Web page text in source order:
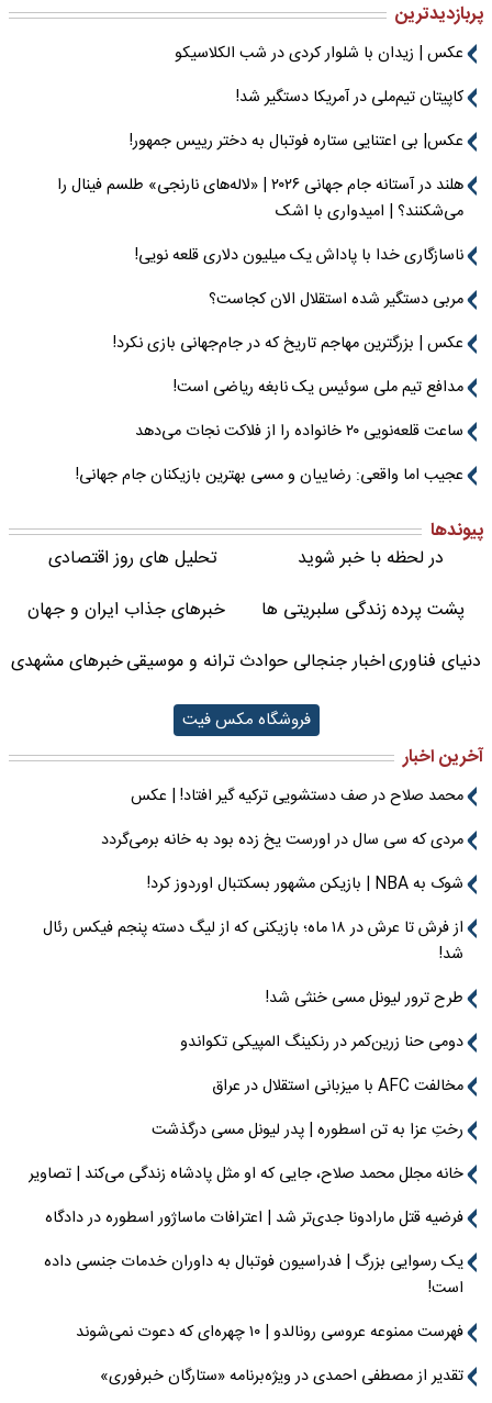
پربازدیدترین
عکس | زیدان با شلوار کردی در شب الکلاسیکو
کاپیتان تیم‌ملی در آمریکا دستگیر شد!
عکس| بی اعتنایی ستاره فوتبال به دختر رییس جمهور!
هلند در آستانه جام جهانی ۲۰۲۶ | «لاله‌های نارنجی» طلسم فینال را
می‌شکنند؟ | امیدواری با اشک
ناسازگاری خدا با پاداش یک میلیون دلاری قلعه نویی!
مربی دستگیر شده استقلال الان کجاست؟
عکس | بزرگترین مهاجم تاریخ که در جام‌جهانی بازی نکرد!
مدافع تیم ملی سوئیس یک نابغه ریاضی است!
ساعت قلعه‌نویی ۲۰ خانواده را از فلاکت نجات می‌دهد
عجیب اما واقعی: رضاییان و مسی بهترین بازیکنان جام جهانی!
پیوندها
در لحظه با خبر شوید
تحلیل های روز اقتصادی
پشت پرده زندگی سلبریتی ها
خبرهای جذاب ایران و جهان
دنیای فناوریاخبار جنجالی حوادثترانه و موسیقیخبرهای مشهدی
فروشگاه مکس فیت
آخرین اخبار
محمد صلاح در صف دستشویی ترکیه گیر افتاد! | عکس
مردی که سی سال در اورست یخ زده بود به خانه برمی‌گردد
شوک به NBA | بازیکن مشهور بسکتبال اوردوز کرد!
از فرش تا عرش در ۱۸ ماه؛ بازیکنی که از لیگ دسته پنجم فیکس رئال
شد!
طرح ترور لیونل مسی خنثی شد!
دومی حنا زرین‌کمر در رنکینگ المپیکی تکواندو
مخالفت AFC با میزبانی استقلال در عراق
رختِ عزا به تن اسطوره | پدر لیونل مسی درگذشت
خانه مجلل محمد صلاح، جایی که او مثل پادشاه زندگی می‌کند | تصاویر
فرضیه قتل مارادونا جدی‌تر شد | اعترافات ماساژور اسطوره در دادگاه
یک رسوایی بزرگ | فدراسیون فوتبال به داوران خدمات جنسی داده
است!
فهرست ممنوعه عروسی رونالدو | ۱۰ چهره‌ای که دعوت نمی‌شوند
تقدیر از مصطفی احمدی در ویژه‌برنامه «ستارگان خبرفوری»